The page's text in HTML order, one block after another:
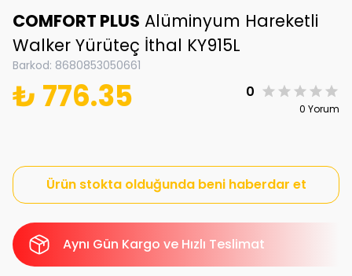
COMFORT PLUS Alüminyum Hareketli
Walker Yürüteç İthal KY915L
Barkod: 8680853050661
₺ 776.35 0
0 Yorum
Ürün stokta olduğunda beni haberdar et
Aynı Gün Kargo ve Hızlı Teslimat